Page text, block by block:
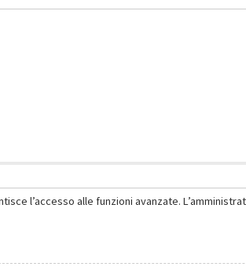
l’accesso alle funzioni avanzate.